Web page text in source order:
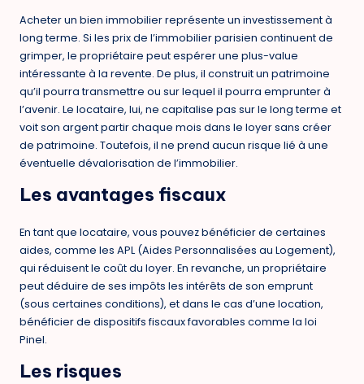
Acheter un bien immobilier représente un investissement à
long terme. Si les prix de l’immobilier parisien continuent de
grimper, le propriétaire peut espérer une plus-value
intéressante à la revente. De plus, il construit un patrimoine
qu’il pourra transmettre ou sur lequel il pourra emprunter à
l’avenir. Le locataire, lui, ne capitalise pas sur le long terme et
voit son argent partir chaque mois dans le loyer sans créer
de patrimoine. Toutefois, il ne prend aucun risque lié à une
éventuelle dévalorisation de l’immobilier.
Les avantages fiscaux
En tant que locataire, vous pouvez bénéficier de certaines
aides, comme les APL (Aides Personnalisées au Logement),
qui réduisent le coût du loyer. En revanche, un propriétaire
peut déduire de ses impôts les intérêts de son emprunt
(sous certaines conditions), et dans le cas d’une location,
bénéficier de dispositifs fiscaux favorables comme la loi
Pinel.
Les risques